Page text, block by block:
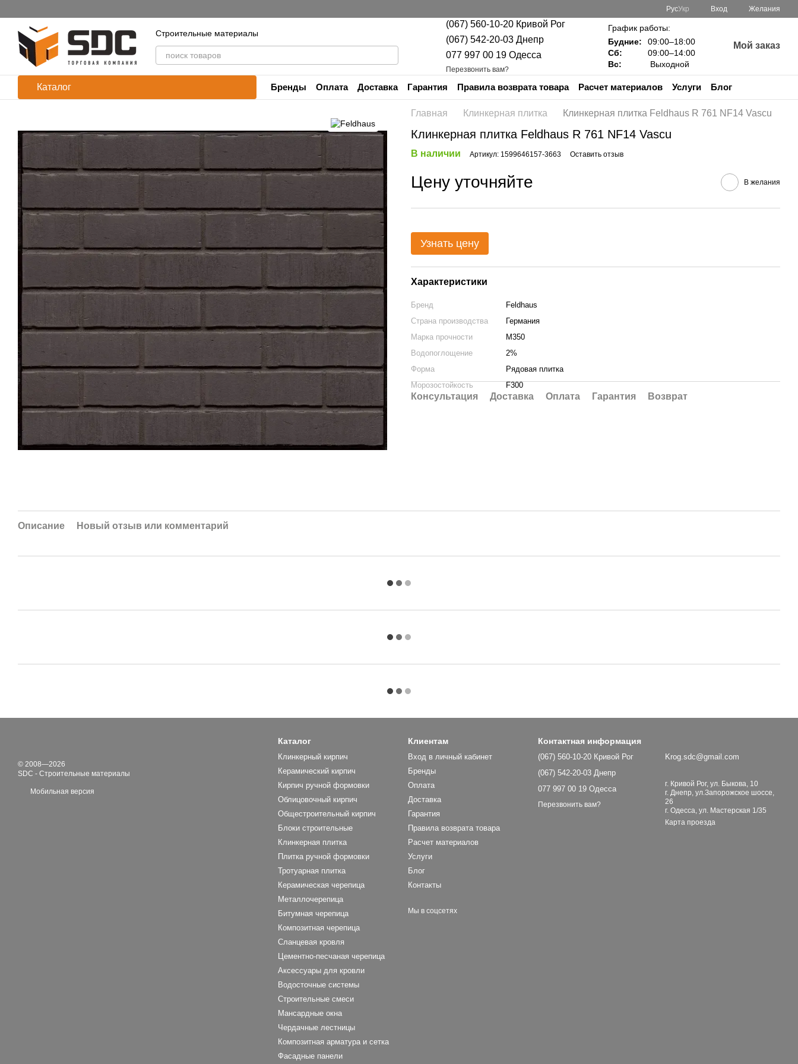
РусУкр Вход Желания
Строительные материалы
(067) 560-10-20 Кривой Рог
(067) 542-20-03 Днепр
077 997 00 19 Одесса
Перезвонить вам?
График работы:
Будние:
09:00–18:00
Сб:
09:00–14:00
Вс:
Выходной
Мой заказ
Каталог Бренды Оплата Доставка Гарантия Правила возврата товара Расчет материалов Услуги
Блог
Контакты
Главная
Клинкерная плитка Клинкерная плитка Feldhaus R 761 NF14 Vascu
Клинкерная плитка Feldhaus R 761 NF14 Vascu
В наличии Артикул: 1599646157-3663 Оставить отзыв
Цену уточняйте В желания
Узнать цену
Характеристики
Бренд
Feldhaus
Страна производства
Германия
Марка прочности
М350
Водопоглощение
2%
Форма
Рядовая плитка
Морозостойкость
F300
Консультация Доставка Оплата Гарантия Возврат
Описание Новый отзыв или комментарий
© 2008—2026
SDC - Строительные материалы
Мобильная версия
Каталог
Клинкерный кирпич
Керамический кирпич
Кирпич ручной формовки
Облицовочный кирпич
Общестроительный кирпич
Блоки строительные
Клинкерная плитка
Плитка ручной формовки
Тротуарная плитка
Керамическая черепица
Металлочерепица
Битумная черепица
Композитная черепица
Сланцевая кровля
Цементно-песчаная черепица
Аксессуары для кровли
Водосточные системы
Строительные смеси
Мансардные окна
Чердачные лестницы
Композитная арматура и сетка
Фасадные панели
Клиентам
Вход в личный кабинет
Бренды
Оплата
Доставка
Гарантия
Правила возврата товара
Расчет материалов
Услуги
Блог
Контакты
Мы в соцсетях
Контактная информация
(067) 560-10-20 Кривой Рог
(067) 542-20-03 Днепр
077 997 00 19 Одесса
Перезвонить вам?
Krog.sdc@gmail.com
г. Кривой Рог, ул. Быкова, 10
г. Днепр, ул.Запорожское шоссе,
26
г. Одесса, ул. Мастерская 1/35
Карта проезда